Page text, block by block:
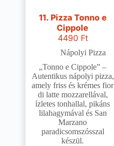
11. Pizza Tonno e
Cippole
4490 Ft
Nápolyi Pizza
„Tonno e Cippole” –
Autentikus nápolyi pizza,
amely friss és krémes fior
di latte mozzarellával,
ízletes tonhallal, pikáns
lilahagymával és San
Marzano
paradicsomszósszal
készül.